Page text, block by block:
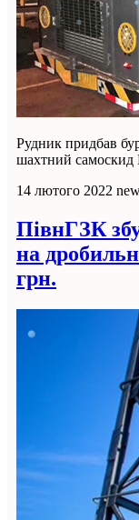
Рудник придбав
шахтний самоскид
14 лютого 2022
ПівнГЗК
на
грн.